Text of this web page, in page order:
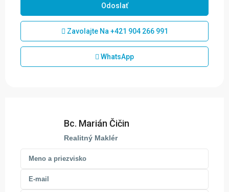
Zavolajte Na +421 904 266 991
WhatsApp
Bc. Marián Čičin
Realitný Maklér